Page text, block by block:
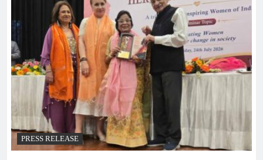
PRESS RELEASE